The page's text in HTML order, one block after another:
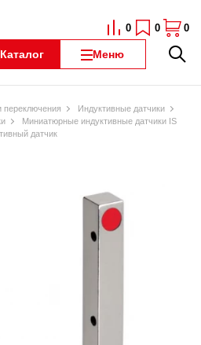
Каталог Меню
0 0 0
переключения
Индуктивные датчики
Миниатюрные индуктивные датчики IS
датчик